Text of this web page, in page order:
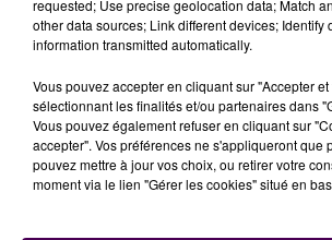
À LA UNE
7 août 2026
Gagnez vos pass pour le V
requested; Use precise geolocation data; Match
other data sources; Link different devices; Identify
information transmitted automatically.
Vous pouvez accepter en cliquant sur "Accepter
sélectionnant les finalités et/ou partenaires dans
Vous pouvez également refuser en cliquant sur
accepter". Vos préférences ne s'appliqueront que
pouvez mettre à jour vos choix, ou retirer votre
moment via le lien "Gérer les cookies" situé en